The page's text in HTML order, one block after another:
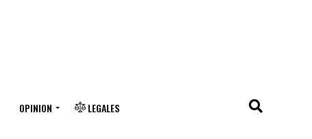
OPINION LEGALES